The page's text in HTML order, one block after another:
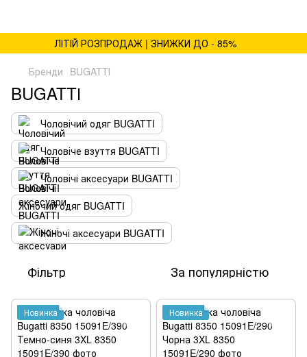
ЛІТІЙ РОЗПРОДАЖ | ЗНИЖКИ ДО - 85%
Бренди BUGATTІ
BUGATTІ
Чоловічий одяг BUGATTI
Чоловіче взуття BUGATTI
Чоловічі аксесуари BUGATTI
Жіночий одяг BUGATTI
Жіночі аксесуари BUGATTI
Фільтр За популярністю
Новинка Новинка